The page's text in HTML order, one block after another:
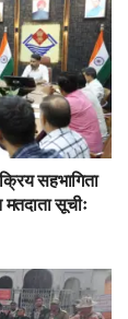
सहभागिता
मतदाता सूचीः